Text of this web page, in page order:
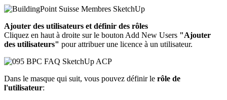
Ajouter des utilisateurs et définir des rôles
Cliquez en haut à droite sur le bouton Add New Users "Ajouter
des utilisateurs" pour attribuer une licence à un utilisateur.
Dans le masque qui suit, vous pouvez définir le rôle de
l'utilisateur: